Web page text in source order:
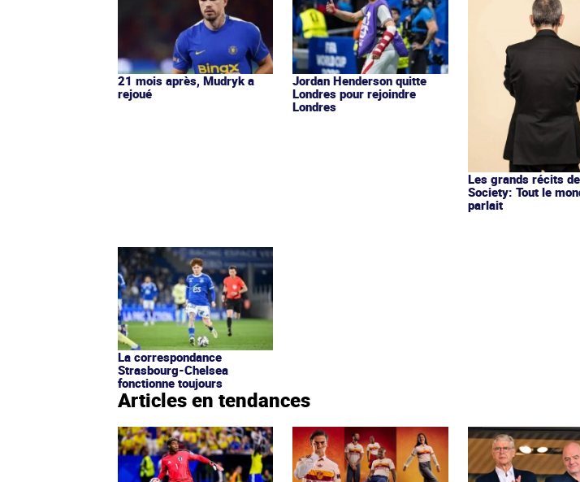
21 mois après, Mudryk a
rejoué
Jordan Henderson quitte
Londres pour rejoindre
Londres
Les grands récits de
Society: Tout le
parlait
La correspondance
Strasbourg-Chelsea
fonctionne toujours
Articles en tendances